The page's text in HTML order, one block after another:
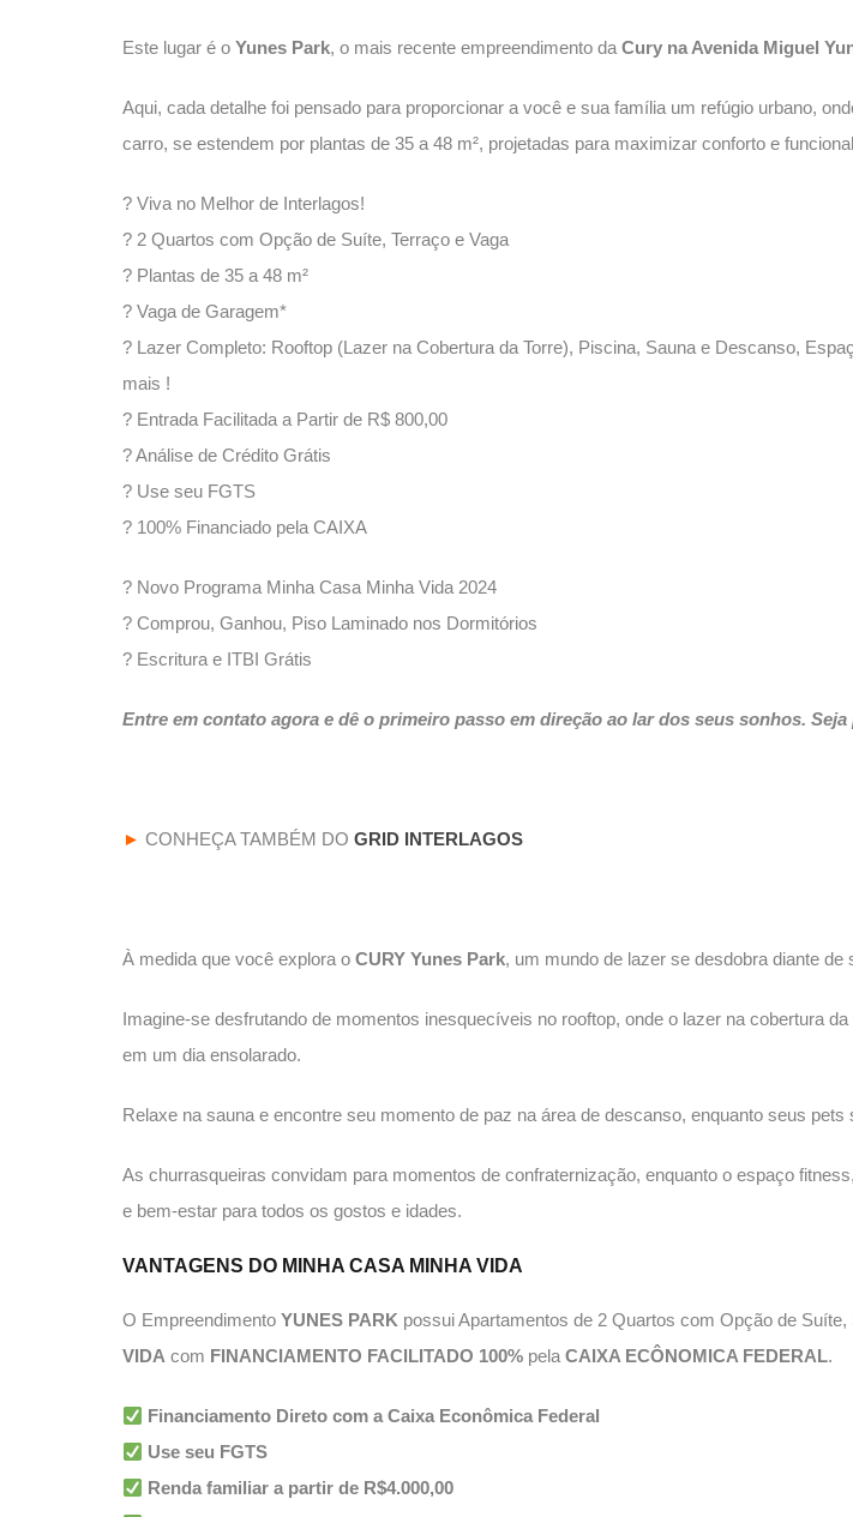
Este lugar é o Yunes Park, o mais recente empreendimento da Cury na Avenida Miguel
Aqui, cada detalhe foi pensado para proporcionar a você e sua família um refúgio urbano,
carro, se estendem por plantas de 35 a 48 m², projetadas para maximizar conforto e
? Viva no Melhor de Interlagos!
? 2 Quartos com Opção de Suíte, Terraço e Vaga
? Plantas de 35 a 48 m²
? Vaga de Garagem*
? Lazer Completo: Rooftop (Lazer na Cobertura da Torre), Piscina, Sauna e Descanso,
mais !
? Entrada Facilitada a Partir de R$ 800,00
? Análise de Crédito Grátis
? Use seu FGTS
? 100% Financiado pela CAIXA
? Novo Programa Minha Casa Minha Vida 2024
? Comprou, Ganhou, Piso Laminado nos Dormitórios
? Escritura e ITBI Grátis
Entre em contato agora e dê o primeiro passo em direção ao lar dos seus sonhos.
► CONHEÇA TAMBÉM DO GRID INTERLAGOS
À medida que você explora o CURY Yunes Park, um mundo de lazer se desdobra diante de
Imagine-se desfrutando de momentos inesquecíveis no rooftop, onde o lazer na cobertura
em um dia ensolarado.
Relaxe na sauna e encontre seu momento de paz na área de descanso, enquanto seus
As churrasqueiras convidam para momentos de confraternização, enquanto o espaço
e bem-estar para todos os gostos e idades.
VANTAGENS DO MINHA CASA MINHA VIDA
O Empreendimento YUNES PARK possui Apartamentos de 2 Quartos com Opção de
VIDA com FINANCIAMENTO FACILITADO 100% pela CAIXA ECÔNOMICA FEDERAL.
Financiamento Direto com a Caixa Econômica Federal
Use seu FGTS
Renda familiar a partir de R$4.000,00